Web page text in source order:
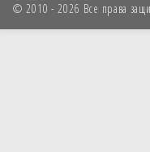
© 2010 - 2026 Все права